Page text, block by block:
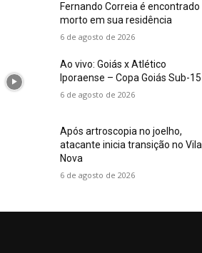
Fernando Correia é encontrado
morto em sua residência
6 de agosto de 2026
Ao vivo: Goiás x Atlético
Iporaense – Copa Goiás Sub-15
6 de agosto de 2026
Após artroscopia no joelho,
atacante inicia transição no Vila
Nova
6 de agosto de 2026